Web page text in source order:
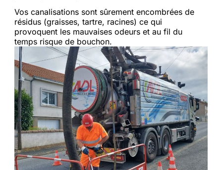
Vos canalisations sont sûrement encombrées de
résidus (graisses, tartre, racines) ce qui
provoquent les mauvaises odeurs et au fil du
temps risque de bouchon.